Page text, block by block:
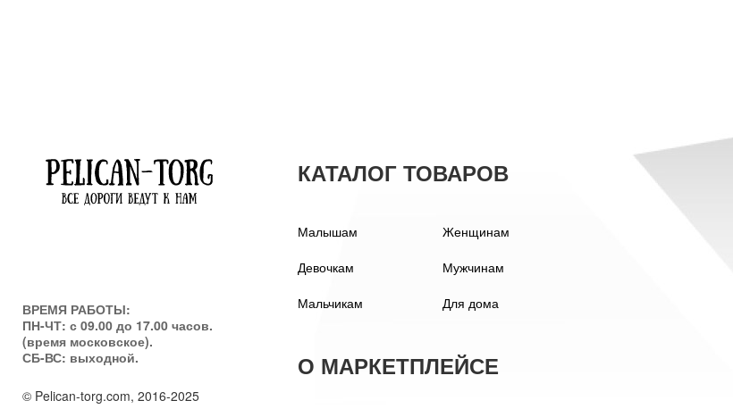
ВРЕМЯ РАБОТЫ:
ПН-ЧТ: с 09.00 до 17.00 часов.
(время московское).
СБ-ВС: выходной.
© Pelican-torg.com, 2016-2025
КАТАЛОГ ТОВАРОВ
Малышам
Девочкам
Мальчикам
Женщинам
Мужчинам
Для дома
О МАРКЕТПЛЕЙСЕ